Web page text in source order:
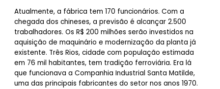
Atualmente, a fábrica tem 170 funcionários. Com a
chegada dos chineses, a previsão é alcançar 2.500
trabalhadores. Os R$ 200 milhões serão investidos na
aquisição de maquinário e modernização da planta já
existente. Três Rios, cidade com população estimada
em 76 mil habitantes, tem tradição ferroviária. Era lá
que funcionava a Companhia Industrial Santa Matilde,
uma das principais fabricantes do setor nos anos 1970.